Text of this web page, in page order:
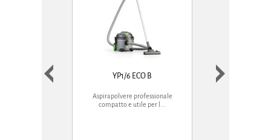
YP1/6 ECO B
Aspirapolvere professionale
compatto e utile per l...